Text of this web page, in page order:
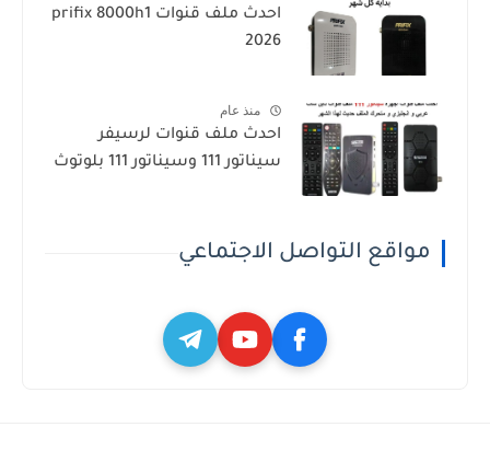
احدث ملف قنوات prifix 8000h1
2026
منذ عام
احدث ملف قنوات لرسيفر
سيناتور 111 وسيناتور 111 بلوتوث
مواقع التواصل الاجتماعي